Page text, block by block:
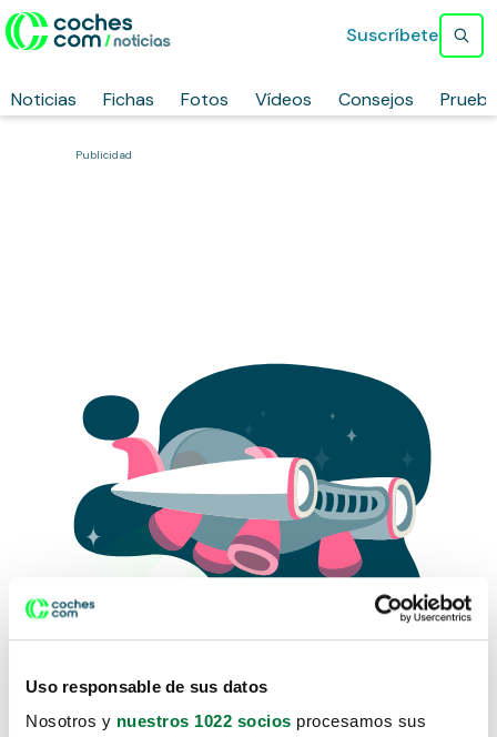
Uso responsable de sus datos
Nosotros y nuestros 1022 socios procesamos sus
Noticias Fichas Fotos Vídeos Consejos
Suscríbete
Publicidad